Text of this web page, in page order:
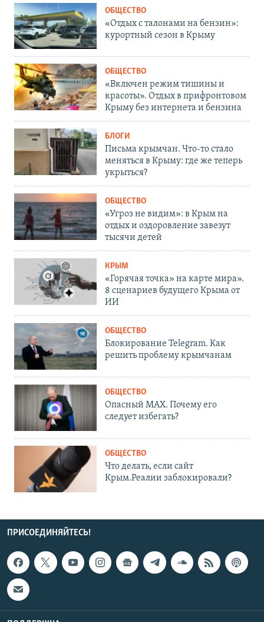
ОБЩЕСТВО
«Отдых с талонами на бензин»:
курортный сезон в Крыму
ОБЩЕСТВО
«Включен режим тишины и
красоты». Отдых в прифронтовом
Крыму без интернета и бензина
БЛОГИ
Письма крымчан. Что-то стало
меняться в Крыму: где же теперь
укрыться?
ОБЩЕСТВО
«Угроз не видим»: в Крым на
отдых и оздоровление завезут
тысячи детей
КРЫМ
«Горячая точка» на карте мира».
8 сценариев будущего Крыма от
ИИ
ОБЩЕСТВО
Блокирование Telegram. Как
решить проблему крымчанам
ОБЩЕСТВО
Опасный MAX. Почему его
следует избегать?
ОБЩЕСТВО
Что делать, если сайт
Крым.Реалии заблокировали?
ПРИСОЕДИНЯЙТЕСЬ!